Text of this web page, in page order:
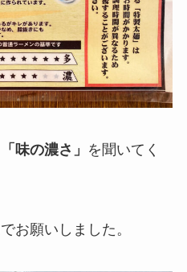
味の濃さ」 を聞いてく
お願いしました。